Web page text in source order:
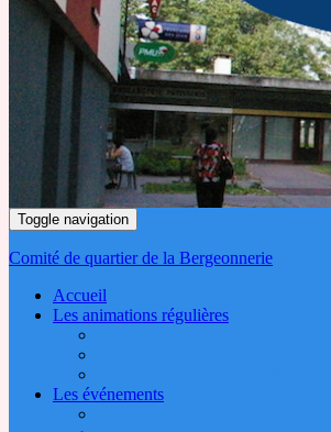
Toggle navigation
Comité de quartier de la Bergeonnerie
Accueil
Les animations régulières
Les événements